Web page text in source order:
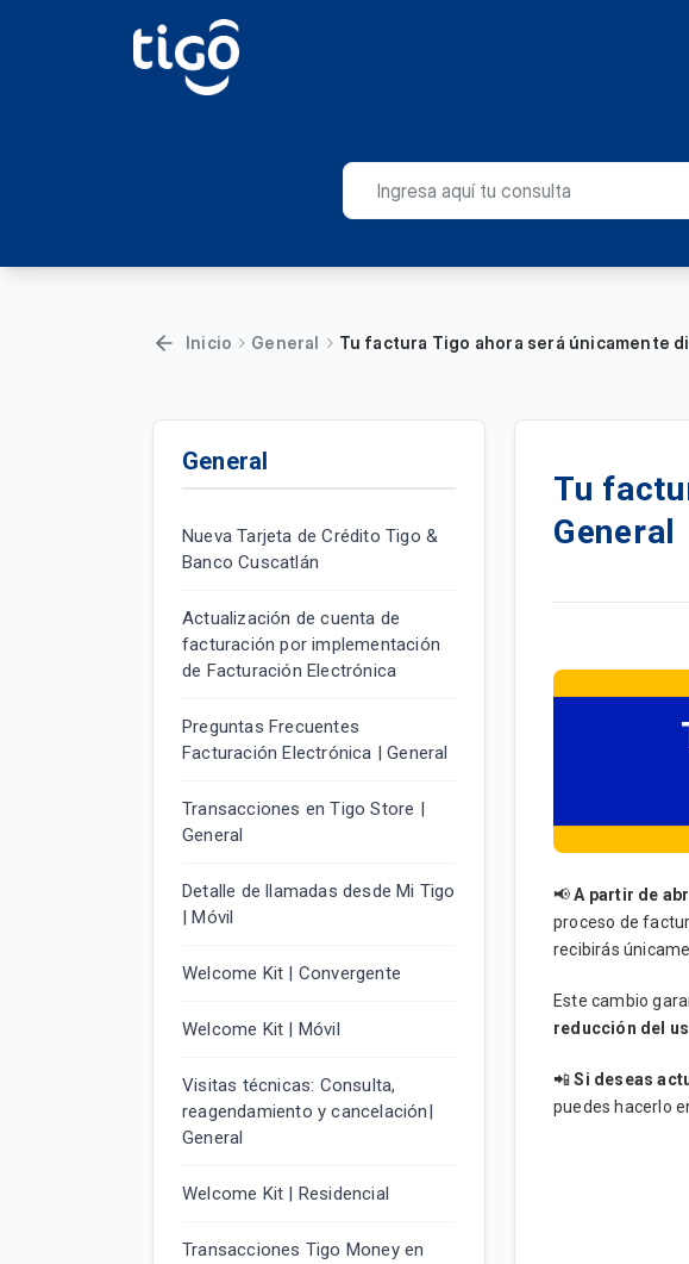
Inicio General Tu factura Tigo ahora será únicamente
General
Nueva Tarjeta de Crédito Tigo &
Banco Cuscatlán
Actualización de cuenta de
facturación por implementación
de Facturación Electrónica
Preguntas Frecuentes
Facturación Electrónica | General
Transacciones en Tigo Store |
General
Detalle de llamadas desde Mi Tigo
| Móvil
Welcome Kit | Convergente
Welcome Kit | Móvil
Visitas técnicas: Consulta,
reagendamiento y cancelación|
General
Welcome Kit | Residencial
Transacciones Tigo Money en
Tu
General
📢A partir de
proceso de
recibirás
Este cambio
reducción del
📲Si deseas
puedes hacerlo